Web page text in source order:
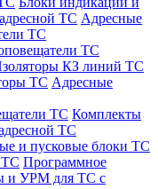
ТС Адресные
ТС
ТС
КЗ линий ТС
ТС Адресные
ТС Комплекты
ТС
и пусковые блоки ТС
ТС Программное
и УРМ для ТС с